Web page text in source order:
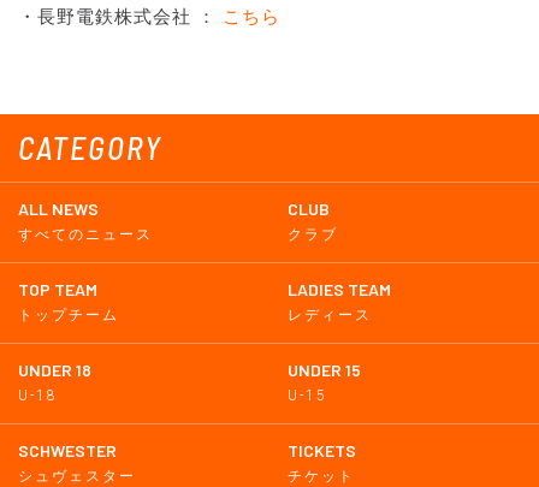
CATEGORY
ALL NEWS
すべてのニュース
CLUB
クラブ
TOP TEAM
トップチーム
LADIES TEAM
レディース
UNDER 18
U-18
UNDER 15
U-15
SCHWESTER
シュヴェスター
TICKETS
チケット
・長野電鉄株式会社 ：
こちら